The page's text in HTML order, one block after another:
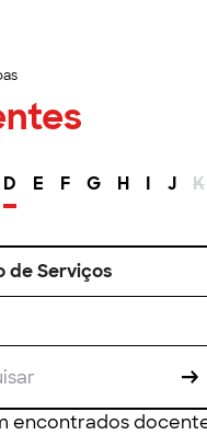
D E F G H I J K
de Serviços
encontrados